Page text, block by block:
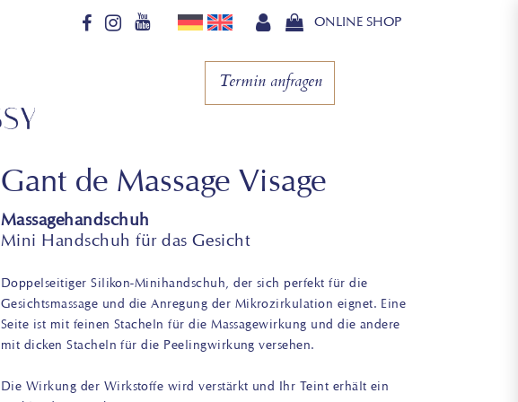
ONLINE SHOP
Termin anfragen
Gant de Massage Visage
Massagehandschuh
Mini Handschuh für das Gesicht
Doppelseitiger Silikon-Minihandschuh, der sich perfekt für die
Gesichtsmassage und die Anregung der Mikrozirkulation eignet. Eine
Seite ist mit feinen Stacheln für die Massagewirkung und die andere
mit dicken Stacheln für die Peelingwirkung versehen.
Die Wirkung der Wirkstoffe wird verstärkt und Ihr Teint erhält ein